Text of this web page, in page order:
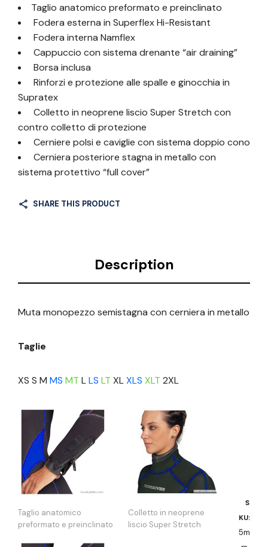
Taglio anatomico preformato e preinclinato
Fodera esterna in Superflex Hi-Resistant
Fodera interna Namflex
Cappuccio con sistema drenante “air draining”
Borsa inclusa
Rinforzi e protezione alle spalle e ginocchia in
Supratex
Colletto in neoprene liscio Super Stretch con
contro colletto di protezione
Cerniere polsi e caviglie con sistema doppio cono
Cerniera posteriore stagna in metallo con
sistema protettivo “full cover”
SHARE THIS PRODUCT
Description
Muta monopezzo semistagna con cerniera in metallo
Taglie
XS S M MS MT LLS LT XLXLS XLT 2XL
Taglio anatomico
preformato e preinclinato
Colletto in neoprene
liscio Super Stretch
S
KU:
5m